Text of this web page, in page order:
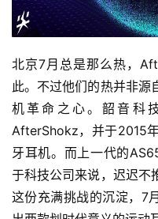
北京7月总是那么热，
此。不过他们的热并非源
机革命之心。韶音科
AfterShokz，并于2015
牙耳机。 而上一代的
于科技公司来说，迟迟不
这份充满挑战的沉淀，7